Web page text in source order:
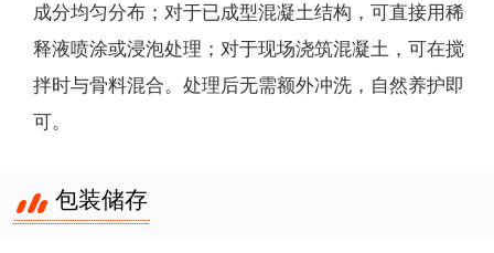
成分均匀分布；对于已成型混凝土结构，可直接用稀
释液喷涂或浸泡处理；对于现场浇筑混凝土，可在搅
拌时与骨料混合。处理后无需额外冲洗，自然养护即
可。
包装储存